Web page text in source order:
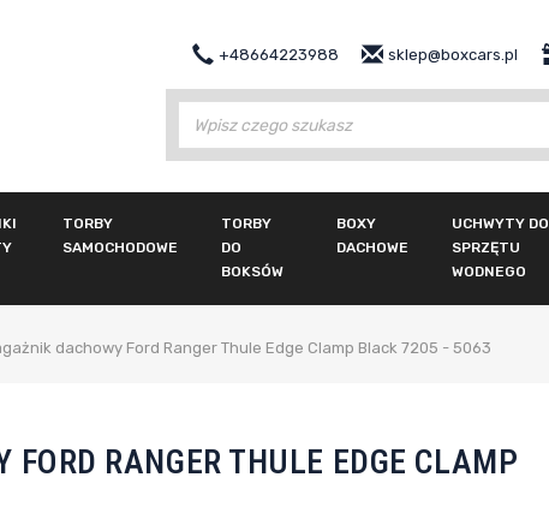
+48664223988 sklep@boxcars.pl
TORBY
SAMOCHODOWE
TORBY
DO
BOKSÓW
BOXY
DACHOWE
UCHWYTY DO
SPRZĘTU
WODNEGO
dachowy Ford Ranger Thule Edge Clamp Black 7205 - 5063
FORD RANGER THULE EDGE CLAMP